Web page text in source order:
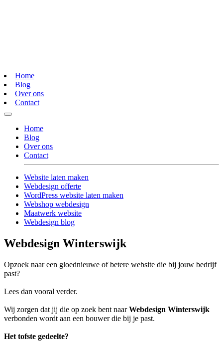
Home
Blog
Over ons
Contact
Home
Blog
Over ons
Contact
Website laten maken
Webdesign offerte
WordPress website laten maken
Webshop webdesign
Maatwerk website
Webdesign blog
Webdesign Winterswijk
Opzoek naar een gloednieuwe of betere website die bij jouw bedrijf
past?
Lees dan vooral verder.
Wij zorgen dat jij die op zoek bent naarWebdesign Winterswijk
verbonden wordt aan een bouwer die bij je past.
Het tofste gedeelte?